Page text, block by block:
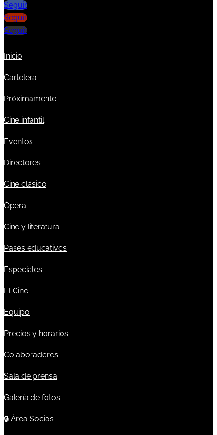
Seguir
Seguir
Seguir
Inicio
Cartelera
Próximamente
Cine infantil
Eventos
Directores
Cine clásico
Ópera
Cine y literatura
Pases educativos
Especiales
El Cine
Equipo
Precios y horarios
Colaboradores
Sala de prensa
Galería de fotos
🔒 Área Socios